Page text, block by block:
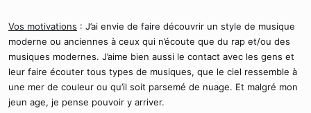
Vos motivations : J’ai envie de faire découvrir un style de musique
moderne ou anciennes à ceux qui n’écoute que du rap et/ou des
musiques modernes. J’aime bien aussi le contact avec les gens et
leur faire écouter tous types de musiques, que le ciel ressemble à
une mer de couleur ou qu’il soit parsemé de nuage. Et malgré mon
jeun age, je pense pouvoir y arriver.